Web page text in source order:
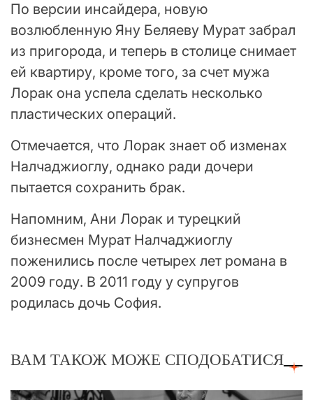
По версии инсайдера, новую
возлюбленную Яну Беляеву Мурат забрал
из пригорода, и теперь в столице снимает
ей квартиру, кроме того, за счет мужа
Лорак она успела сделать несколько
пластических операций.
Отмечается, что Лорак знает об изменах
Налчаджиоглу, однако ради дочери
пытается сохранить брак.
Напомним, Ани Лорак и турецкий
бизнесмен Мурат Налчаджиоглу
поженились после четырех лет романа в
2009 году. В 2011 году у супругов
родилась дочь София.
ВАМ ТАКОЖ МОЖЕ СПОДОБАТИСЯ